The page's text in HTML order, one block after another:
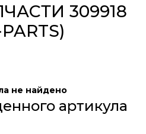
309918
не найдено
артикула